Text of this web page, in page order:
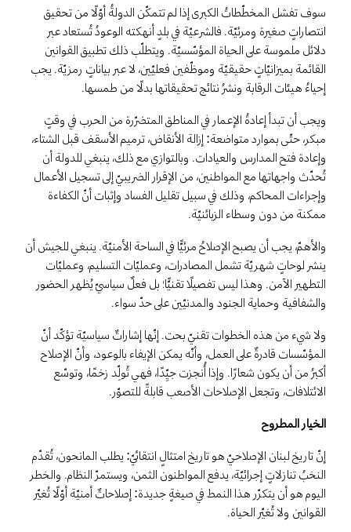
سوف تفشل المخطّطاتُ الكبرى إذا لم تتمكّن الدولةُ أوّلًا من تحقيق
انتصاراتٍ صغيرة ومرئيّة. فالشرعيّة في بلدٍ أنهكته الوعودُ تُستعاد عبر
دلائل ملموسة على الحياة المؤسّسيّة. ويتطلّب ذلك تطبيق القوانين
القائمة بميزانيّاتٍ حقيقيّة وموظّفين فعليّين، لا عبر بياناتٍ رمزيّة. يجب
إحياءُ هيئات الرقابة ونشرُ نتائج تحقيقاتها بدلًا من طمسها.
ويجب أن تبدأ إعادةُ الإعمار في المناطق المتضرّرة من الحرب في وقتٍ
مبكر، حتّى بموارد متواضعة: إزالة الأنقاض، ترميم الأسقف قبل الشتاء،
وإعادة فتح المدارس والعيادات. وبالتوازي مع ذلك، ينبغي للدولة أن
تُحدّث واجهاتها مع المواطنين، من الإقرار الضريبيّ إلى تسجيل الأعمال
وإجراءات المحاكم، وذلك في سبيل تقليل الفساد وإثبات أنّ الكفاءة
ممكنة من دون وسطاء الزبائنيّة.
والأهمّ، يجب أن يصبح الإصلاحُ مرئيًّا في الساحة الأمنيّة. ينبغي للجيش أن
ينشر لوحاتٍ شهريّة تشمل المصادرات، وعمليّات التسليم، وعمليّات
التطهير الآمن. وهذا ليس تفصيلًا تقنيًّا؛ بل فعلٌ سياسيّ يُظهر الحضور
والشفافية وحماية الجنود والمدنيّين على حدّ سواء.
ولا شيء من هذه الخطوات تقنيّ بحت. إنّها إشاراتٌ سياسيّة تؤكّد أنّ
المؤسّسات قادرةٌ على العمل، وأنّه يمكن الإيفاء بالوعود، وأنّ الإصلاح
أكبرُ من أن يكون شعارًا. وإذا أُنجزت جيِّدًا، فهي تُولِّد زخمًا، وتوسّع
الائتلافات، وتجعل الإصلاحات الأصعب قابلةً للتصوّر.
الخيار المطروح
إنّ تاريخ لبنان الإصلاحيّ هو تاريخ امتثالٍ انتقائيّ: يطلب المانحون، تُقدّم
النخبُ تنازلاتٍ إجرائيّة، يدفع المواطنون الثمن، ويستمرّ النظام. والخطر
اليوم هو أن يتكرّر هذا النمط في صيغةٍ جديدة: إصلاحاتٌ أمنيّة أوّلًا تُغيّر
القوانين ولا تُغيّر الحياة.